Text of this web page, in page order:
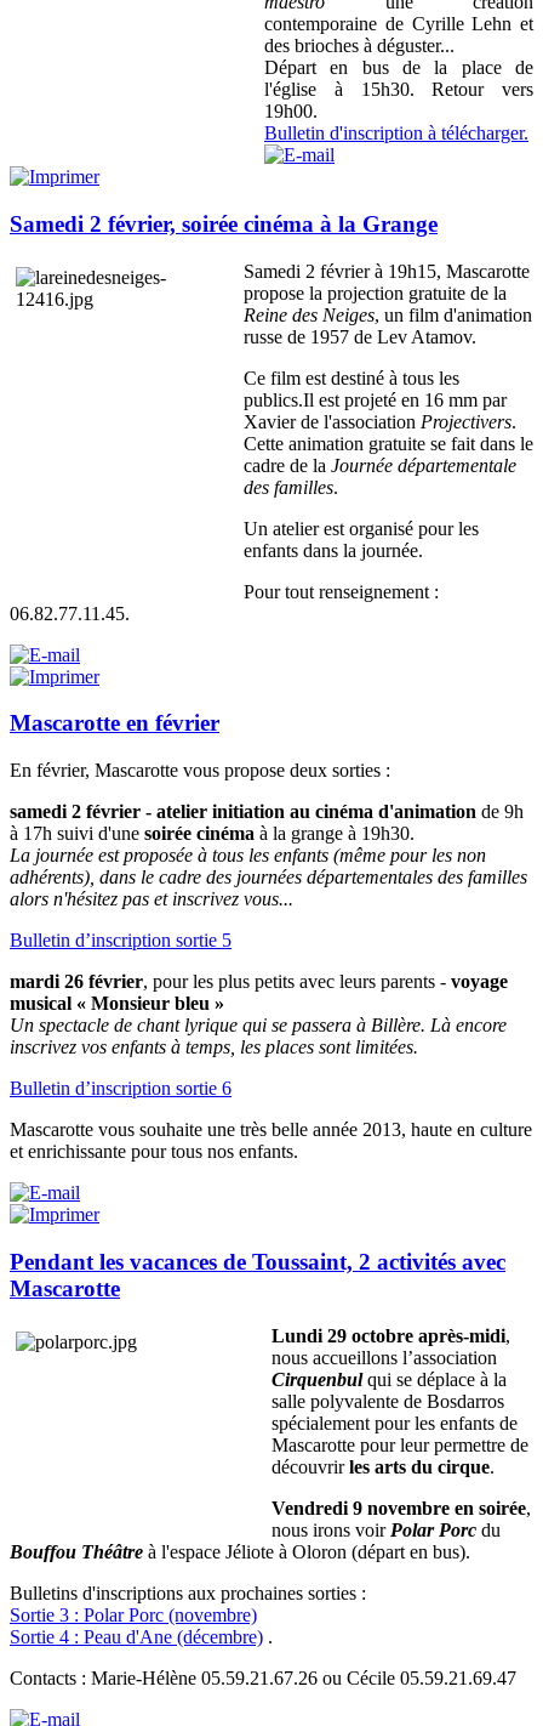
contemporaine de Cyrille Lehn et
des brioches à déguster...
Départ en bus de la place de
l'église à 15h30. Retour vers
19h00.
Bulletin d'inscription à télécharger.
Samedi 2 février, soirée cinéma à la Grange
Samedi 2 février à 19h15, Mascarotte
propose la projection gratuite de la
Reine des Neiges, un film d'animation
russe de 1957 de Lev Atamov.
Ce film est destiné à tous les
publics.Il est projeté en 16 mm par
Xavier de l'association Projectivers.
Cette animation gratuite se fait dans le
cadre de la Journée départementale
des familles.
Un atelier est organisé pour les
enfants dans la journée.
Pour tout renseignement :
06.82.77.11.45.
Mascarotte en février
En février, Mascarotte vous propose deux sorties :
samedi 2 février - atelier initiation au cinéma d'animation de 9h
à 17h suivi d'une soirée cinéma à la grange à 19h30.
La journée est proposée à tous les enfants (même pour les non
adhérents), dans le cadre des journées départementales des familles
alors n'hésitez pas et inscrivez vous...
Bulletin d’inscription sortie 5
mardi 26 février, pour les plus petits avec leurs parents - voyage
musical « Monsieur bleu »
Un spectacle de chant lyrique qui se passera à Billère. Là encore
inscrivez vos enfants à temps, les places sont limitées.
Bulletin d’inscription sortie 6
Mascarotte vous souhaite une très belle année 2013, haute en culture
et enrichissante pour tous nos enfants.
Pendant les vacances de Toussaint, 2 activités avec
Mascarotte
Lundi 29 octobre après-midi,
nous accueillons l’association
Cirquenbulqui se déplace à la
salle polyvalente de Bosdarros
spécialement pour les enfants de
Mascarotte pour leur permettre de
découvrirles arts du cirque.
Vendredi 9 novembre en soirée,
nous irons voir Polar Porc du
Bouffou Théâtre à l'espace Jéliote à Oloron (départ en bus).
Bulletins d'inscriptions aux prochaines sorties :
Sortie 3 : Polar Porc (novembre)
Sortie 4 : Peau d'Ane (décembre) .
Contacts : Marie-Hélène 05.59.21.67.26 ou Cécile 05.59.21.69.47